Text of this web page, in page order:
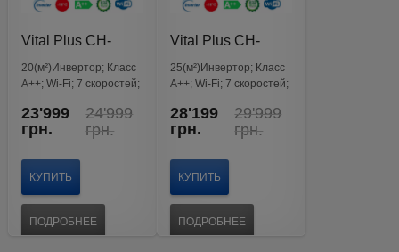
Vital Plus CH-
S07FTXF6
20(м²)Инвертор; Класс
А++; Wi-Fi; 7 скоростей;
GENERATION VI24'999
грн.
Original
price
24'999
23'999
грн.
Current
price
23'999
КУПИТЬ
ПОДРОБНЕЕ
Vital Plus CH-
S09FTXF6
25(м²)Инвертор; Класс
А++; Wi-Fi; 7 скоростей;
GENERATION VI29'999
грн.
28'199
грн.
КУПИТЬ
ПОДРОБНЕЕ